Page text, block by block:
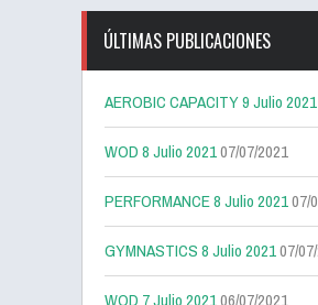
ÚLTIMAS PUBLICACIONES
AEROBIC CAPACITY 9 Julio 2021
WOD 8 Julio 202107/07/2021
PERFORMANCE 8 Julio 202107/
GYMNASTICS 8 Julio 202107/
WOD 7 Julio 202106/07/2021